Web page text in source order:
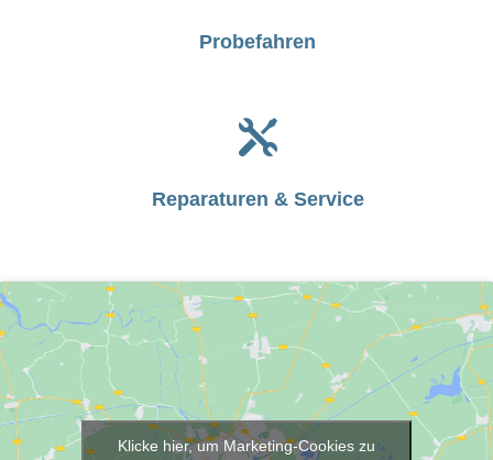
Probefahren

Reparaturen & Service
Klicke hier, um Marketing-Cookies zu